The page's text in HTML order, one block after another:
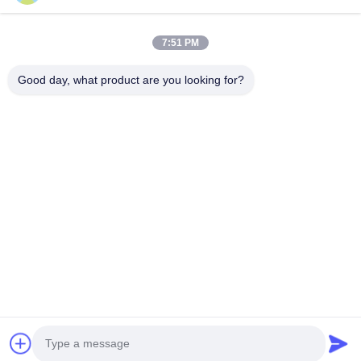
Invii
© 2026 Zhuzhou Zopoise Technology Co., Ltd.. All Rights Reserved.
7:51 PM
Good day, what product are you looking for?